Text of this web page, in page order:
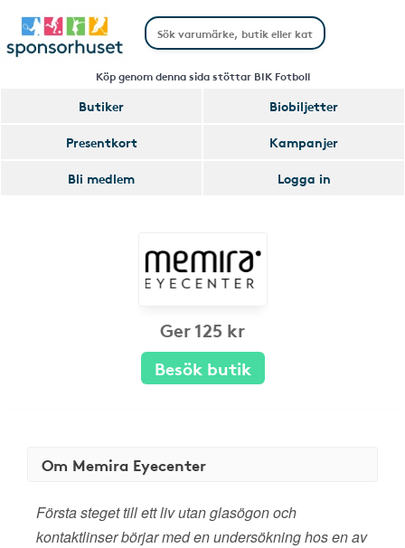
Köp genom denna sida stöttar BIK Fotboll
Butiker
Biobiljetter
Presentkort
Kampanjer
Bli medlem
Logga in
Ger 125 kr
Besök butik
Om Memira Eyecenter
Första steget till ett liv utan glasögon och
kontaktlinser börjar med en undersökning hos en av